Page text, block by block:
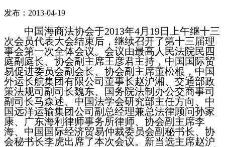
发布：2013-04-19
中国海商法协会于2013年4月19日上午继十三
次会员代表大会结束后，继续召开了第十三届理
事会第一次全体会议。会议由最高人民法院民四
庭副庭长、协会副主席王彦君主持，中国国际贸
易促进委员会副会长、协会副主席董松根，中国
外运长航集团有限公司董事长赵沪湘、交通部政
策法规司副司长魏东、国务院法制办公交商事司
副司长马森述、中国法学会研究部主任方向、中
国远洋运输集团公司副总经理兼总法律顾问孙家
康、广东海利律师事务所律师、协会副主席李
海、中国国际经济贸易仲裁委员会副秘书长、协
会秘书长李虎出席了本次会议。新当选主席赵沪